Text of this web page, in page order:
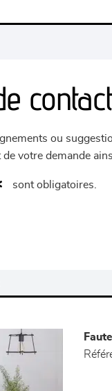
ou
votre demande
sont obligatoires.